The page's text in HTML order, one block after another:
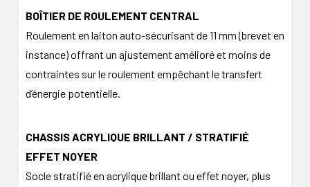
BOÎTIER DE ROULEMENT CENTRAL
Roulement en laiton auto-sécurisant de 11 mm (brevet en
instance) offrant un ajustement amélioré et moins de
contraintes sur le roulement empêchant le transfert
d’énergie potentielle.
CHASSIS ACRYLIQUE BRILLANT / STRATIFIÉ
EFFET NOYER
Socle stratifié en acrylique brillant ou effet noyer, plus